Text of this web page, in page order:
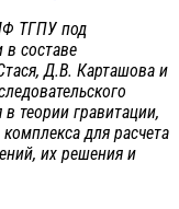
ТГПУ под
в составе
Д.В. Карташова и
теории гравитации,
для расчета
их решения и